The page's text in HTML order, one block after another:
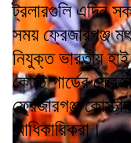
ট্রলারগুলি এদিন
সময় ফ্রেজারগঞ্জ
নিযুক্ত ভারতীয়
কোস্ট গার্ডের
ফ্রেজারগঞ্জ
আধিকারিকরা।